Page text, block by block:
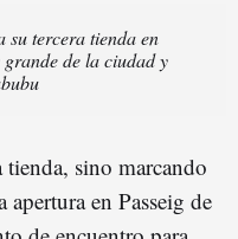
su tercera tienda en
de la ciudad y
sino marcando
apertura en Passeig de